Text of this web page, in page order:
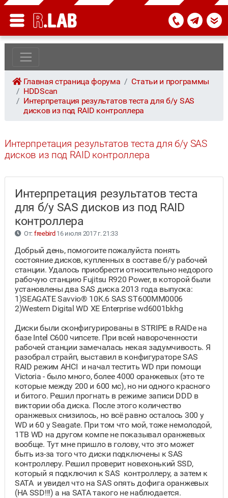
Главная страница форума
Статьи и программы
HDDScan
Интерпретация результатов теста для б/у SAS
дисков из под RAID контроллера
Интерпретация результатов теста для б/у SAS
дисков из под RAID контроллера
Интерпретация результатов теста
для б/у SAS дисков из под RAID
контроллера
От: freebird 16 июля 2017 г. 21:33
Добрый день, помогоите пожалуйста понять
состояние дисков, купленных в составе б/у рабочей
станции. Удалось приобрести относительно недорого
рабочую станцию Fujitsu R920 Power, в которой были
установлены два SAS диска 2013 года выпуска:
1)SEAGATE Savvio® 10K.6 SAS ST600MM0006
2)Western Digital WD XE Enterprise wd6001bkhg
Диски были сконфигурированы в STRIPE в RAIDе на
базе Intel C600 чипсете. При всей навороченности
рабочей станции замечалась некая задумчивость. Я
разобрал страйп, выставил в конфигураторе SAS
RAID режим AHCI и начал тестить WD при помощи
Victoria - было много, более 4000 оранжевых (это те
которые между 200 и 600 мс), но ни одного красного
и битого. Решил прогнать в режиме записи DDD в
виктории оба диска. После этого количество
оранжевых снизилось, но всё равно осталось 300 у
WD и 60 у Seagate. При том что мой, тоже немолодой,
1TB WD на другом компе не показывал оранжевых
вообще. Тут мне пришло в голову, что это может
быть из-за того что диски подключены к SAS
контроллеру. Решил проверит новехонький SSD,
который я подключил к SAS контроллеру, а затем к
SATA и увидел что на SAS опять дофига оранжевых
(НА SSD!!!) а на SATA такого не наблюдается.